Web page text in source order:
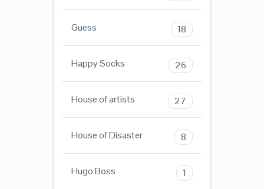
Guess 18
Happy Socks 26
House of artists 27
House of Disaster 8
Hugo Boss 1